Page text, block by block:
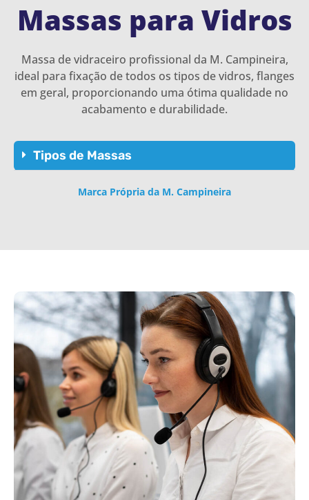
Massas para Vidros
Massa de vidraceiro profissional da M. Campineira,
ideal para fixação de todos os tipos de vidros, flanges
em geral, proporcionando uma ótima qualidade no
acabamento e durabilidade.
Tipos de Massas
Marca Própria da M. Campineira